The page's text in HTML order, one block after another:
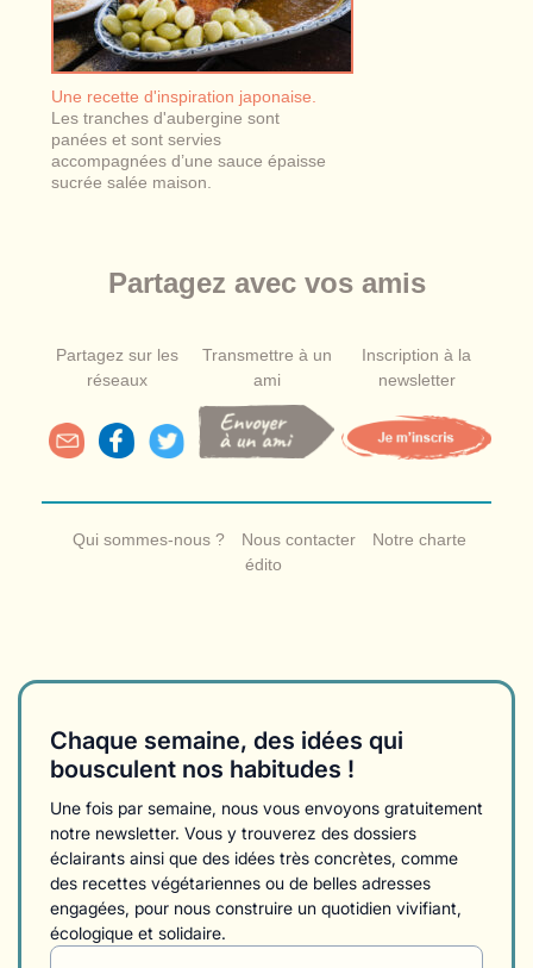
Une recette d'inspiration japonaise.
Les tranches d'aubergine sont
panées et sont servies
accompagnées d’une sauce épaisse
sucrée salée maison.
Partagez avec vos amis
Partagez sur les
réseaux
Transmettre à un
ami
Inscription à la
newsletter
Qui sommes-nous ? Nous contacter
Notre charte
édito
Chaque semaine, des idées qui
bousculent nos habitudes !
Une fois par semaine, nous vous envoyons gratuitement
notre newsletter. Vous y trouverez des dossiers
éclairants ainsi que des idées très concrètes, comme
des recettes végétariennes ou de belles adresses
engagées, pour nous construire un quotidien vivifiant,
écologique et solidaire.